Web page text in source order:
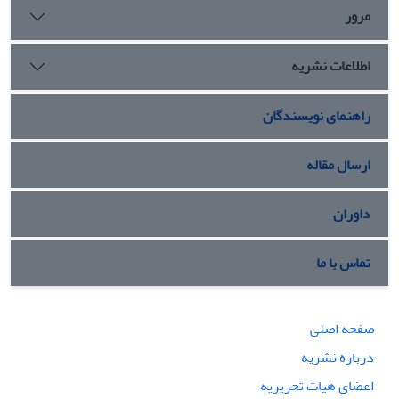
مرور
اطلاعات نشریه
راهنمای نویسندگان
ارسال مقاله
داوران
تماس با ما
صفحه اصلی
درباره نشریه
اعضای هیات تحریریه